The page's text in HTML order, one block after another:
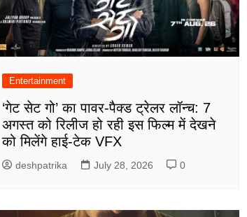
Entertainment
‘गेट सेट गो’ का पावर-पैक्ड ट्रेलर लॉन्च: 7
अगस्त को रिलीज हो रही इस फिल्म में देखने
को मिलेंगे हाई-टेक VFX
deshpatrika July 28, 2026 0